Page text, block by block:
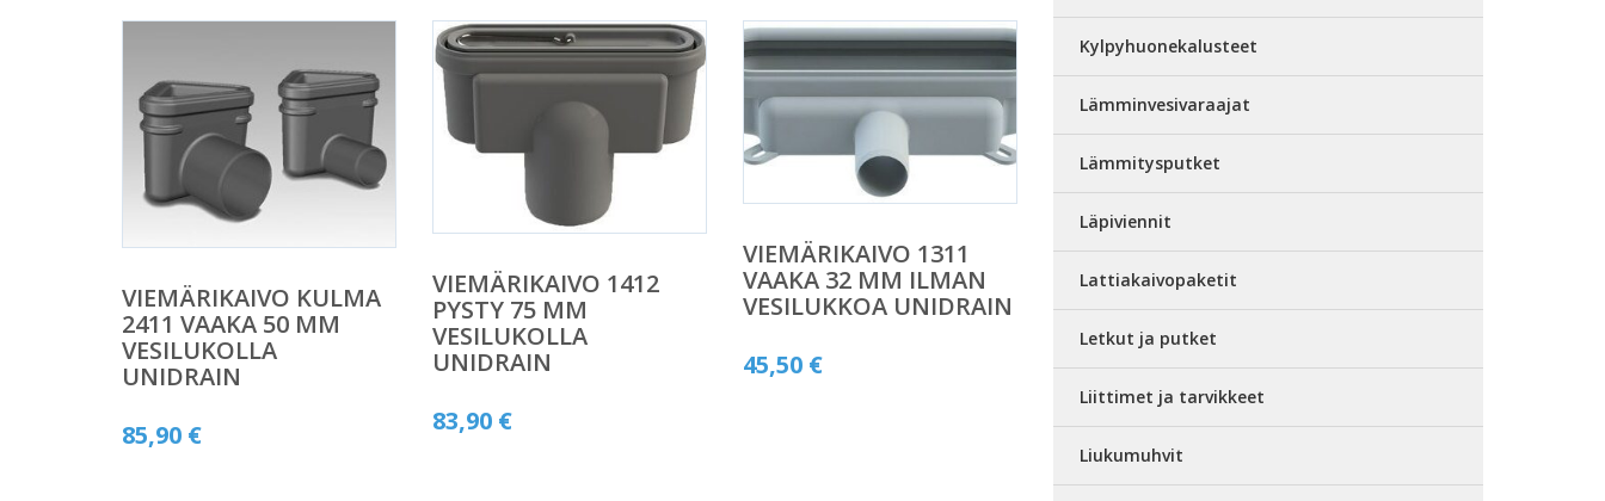
VIEMÄRIKAIVO KULMA
2411 VAAKA 50 MM
VESILUKOLLA
UNIDRAIN
85,90 €
VIEMÄRIKAIVO 1412
PYSTY 75 MM
VESILUKOLLA
UNIDRAIN
83,90 €
VIEMÄRIKAIVO 1311
VAAKA 32 MM ILMAN
VESILUKKOA UNIDRAIN
45,50 €
Kylpyhuonekalusteet
Lämminvesivaraajat
Lämmitysputket
Läpiviennit
Lattiakaivopaketit
Letkut ja putket
Liittimet ja tarvikkeet
Liukumuhvit